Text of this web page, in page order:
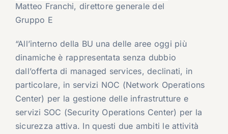
Matteo Franchi, direttore generale del
Gruppo E
“All’interno della BU una delle aree oggi più
dinamiche è rappresentata senza dubbio
dall’offerta di managed services, declinati, in
particolare, in servizi NOC (Network Operations
Center) per la gestione delle infrastrutture e
servizi SOC (Security Operations Center) per la
sicurezza attiva. In questi due ambiti le attività